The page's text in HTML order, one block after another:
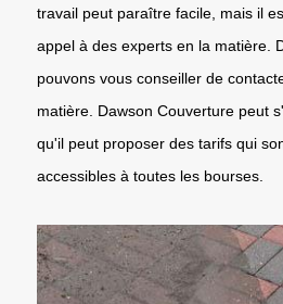
travail peut paraître facile, mais il
appel à des experts en la matière.
pouvons vous conseiller de
matière. Dawson Couverture peut
qu'il peut proposer des tarifs qui
accessibles à toutes les bourses.